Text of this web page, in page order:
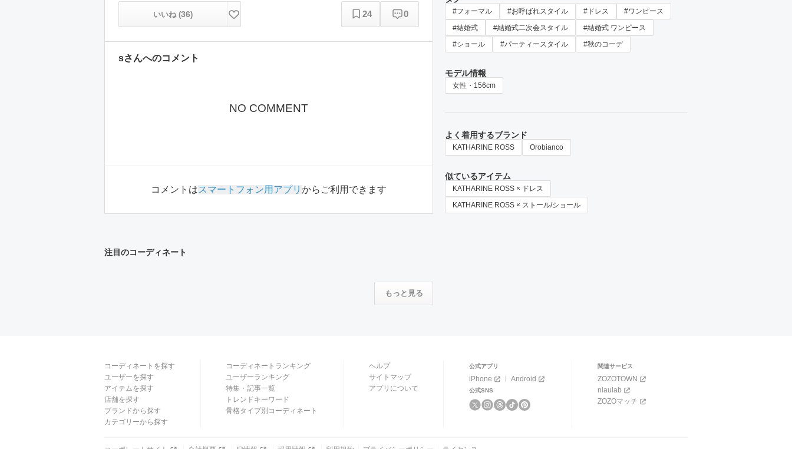
いいね (36) 24 0
sさんへのコメント
NO COMMENT
コメントはスマートフォン用アプリ からご利用できます
#フォーマル #お呼ばれスタイル #ドレス
#ワンピース
#結婚式
#結婚式二次会スタイル
#結婚式 ワンピース
#ショール
#パーティースタイル #秋のコーデ
モデル情報
女性・156cm
よく着用するブランド
KATHARINE ROSS Orobianco
似ているアイテム
KATHARINE ROSS × ドレス
KATHARINE ROSS × ストール/ショール
注目のコーディネート
もっと見る
コーディネートを探す
ユーザーを探す
アイテムを探す
店舗を探す
ブランドから探す
カテゴリーから探す
コーディネートランキング
ユーザーランキング
特集・記事一覧
トレンドキーワード
骨格タイプ別コーディネート
ヘルプ
サイトマップ
アプリについて
公式アプリ
iPhone Android
公式SNS
関連サービス
ZOZOTOWN
niaulab
ZOZOマッチ